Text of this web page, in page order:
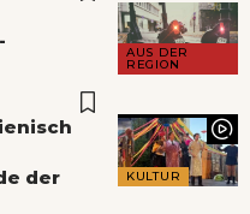
AUS DER
REGION
KULTUR
der